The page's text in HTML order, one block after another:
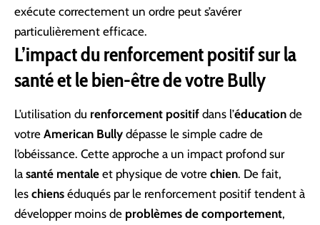
exécute correctement un ordre peut s’avérer
particulièrement efficace.
L’impact du renforcement positif sur la
santé et le bien-être de votre Bully
L’utilisation du renforcement positif dans l’éducation de
votre American Bully dépasse le simple cadre de
l’obéissance. Cette approche a un impact profond sur
la santé mentale et physique de votre chien. De fait,
les chiens éduqués par le renforcement positif tendent à
développer moins de problèmes de comportement,